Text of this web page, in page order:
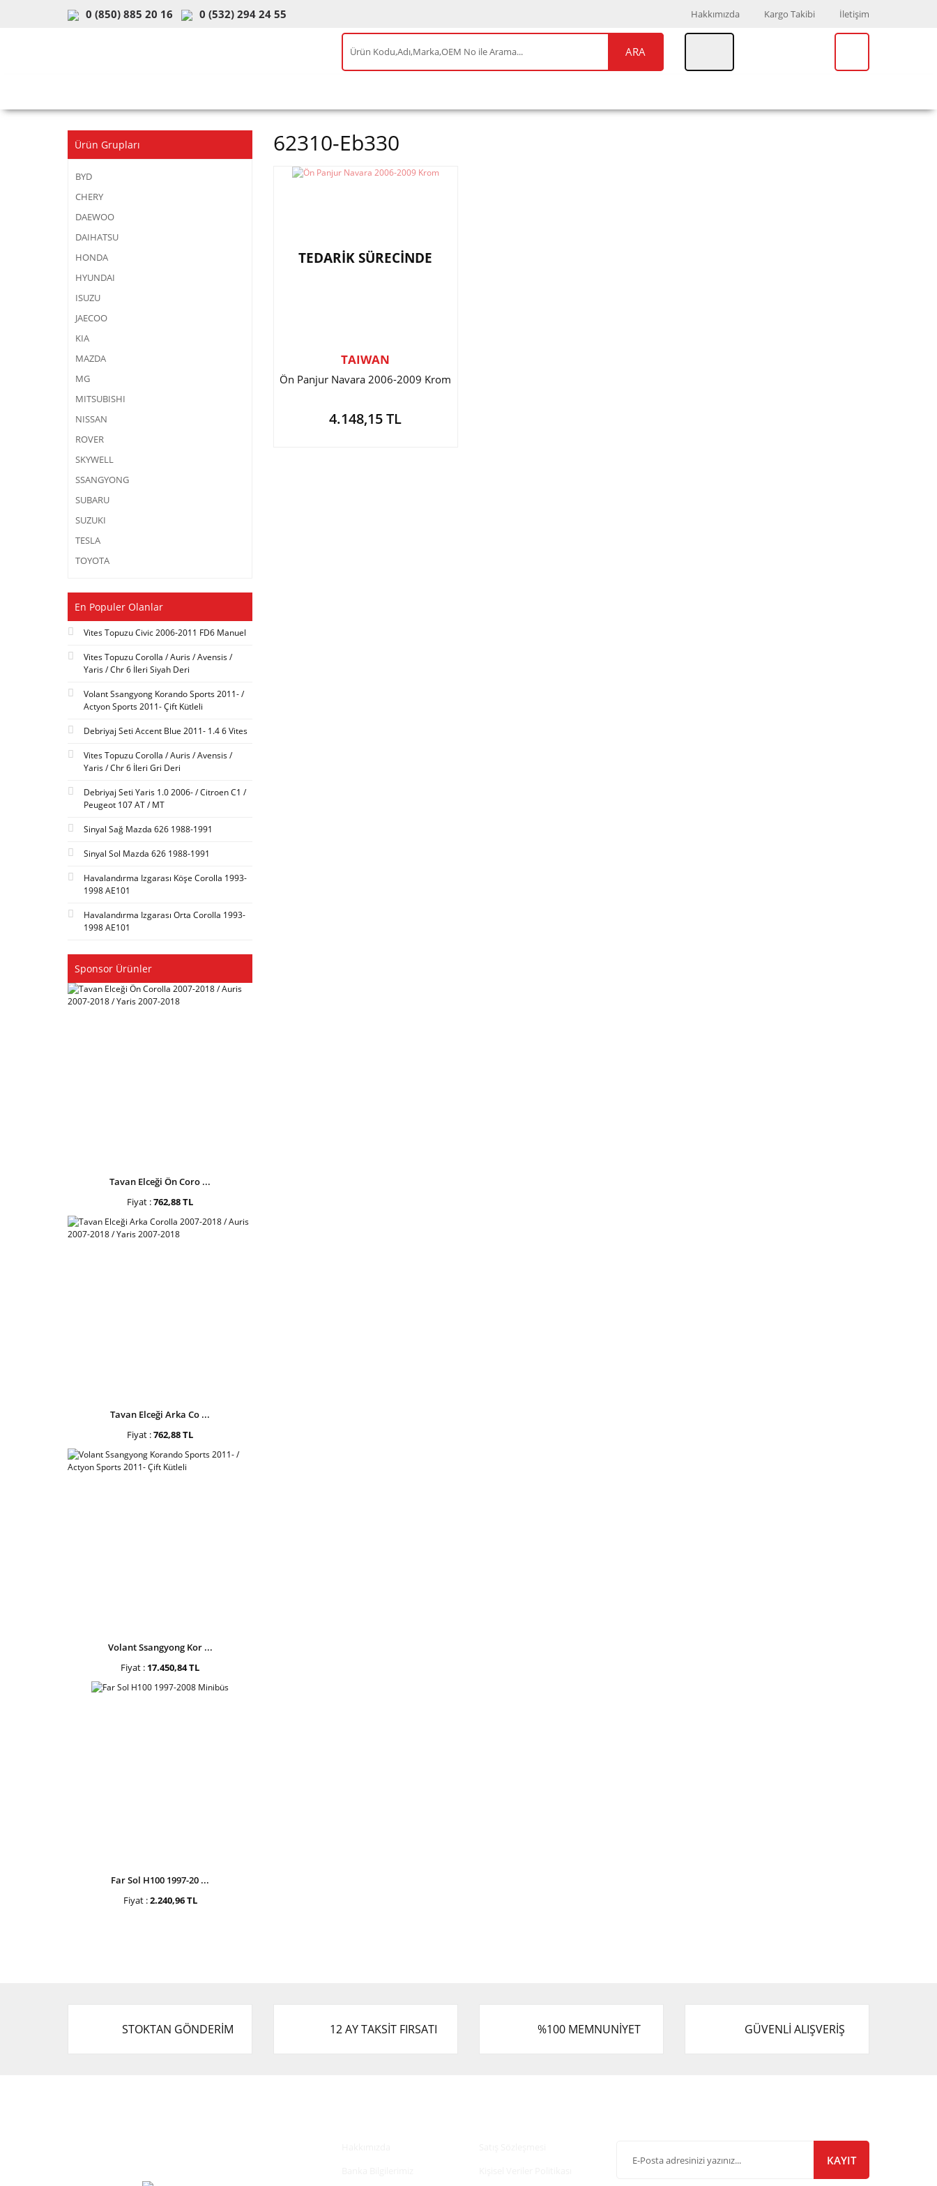
0 (850) 885 20 16 0 (532) 294 24 55 Hakkımızda Kargo Takibi İletişim
ARA
Ürün Grupları
BYD
CHERY
DAEWOO
DAIHATSU
HONDA
HYUNDAI
ISUZU
JAECOO
KIA
MAZDA
MG
MITSUBISHI
NISSAN
ROVER
SKYWELL
SSANGYONG
SUBARU
SUZUKI
TESLA
TOYOTA
En Populer Olanlar
Vites Topuzu Civic 2006-2011 FD6 Manuel
Vites Topuzu Corolla / Auris / Avensis /
Yaris / Chr 6 İleri Siyah Deri
Volant Ssangyong Korando Sports 2011- /
Actyon Sports 2011- Çift Kütleli
Debriyaj Seti Accent Blue 2011- 1.4 6 Vites
Vites Topuzu Corolla / Auris / Avensis /
Yaris / Chr 6 İleri Gri Deri
Debriyaj Seti Yaris 1.0 2006- / Citroen C1 /
Peugeot 107 AT / MT
Sinyal Sağ Mazda 626 1988-1991
Sinyal Sol Mazda 626 1988-1991
Havalandırma Izgarası Köşe Corolla 1993-
1998 AE101
Havalandırma Izgarası Orta Corolla 1993-
1998 AE101
Sponsor Ürünler
Tavan Elceği Ön Coro ...
Fiyat :762,88 TL
Tavan Elceği Arka Co ...
Fiyat :762,88 TL
Volant Ssangyong Kor ...
Fiyat : 17.450,84 TL
Far Sol H100 1997-20 ...
Fiyat :2.240,96 TL
62310-Eb330
TEDARİK SÜRECİNDE
TAIWAN
Ön Panjur Navara 2006-2009 Krom
4.148,15 TL
STOKTAN GÖNDERİM 12 AY TAKSİT FIRSATI %100 MEMNUNİYET GÜVENLİ ALIŞVERİŞ
KAYIT